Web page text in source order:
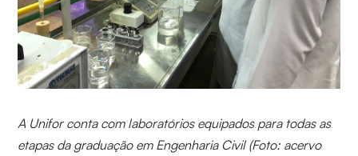
A Unifor conta com laboratórios equipados para todas as
etapas da graduação em Engenharia Civil (Foto: acervo